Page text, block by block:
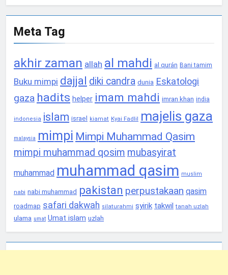
Meta Tag
akhir zaman allah al mahdi al qurán Bani tamim
Buku mimpi dajjal diki candra dunia Eskatologi
gaza hadits helper imam mahdi imran khan india
indonesia islam israel kiamat Kyai Fadlil majelis gaza
malaysia mimpi Mimpi Muhammad Qasim
mimpi muhammad qosim mubasyirat
muhammad muhammad qasim muslim
nabi nabi muhammad pakistan perpustakaan qasim
roadmap safari dakwah silaturahmi syirik takwil tanah uzlah
ulama umat Umat islam uzlah